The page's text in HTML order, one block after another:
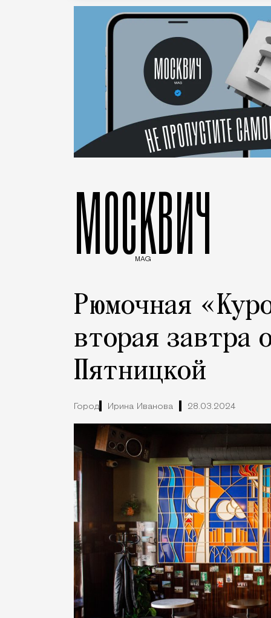
МОСКВИЧ
MAG
Рюмочная
вторая завтра
Пятницкой
Город Ирина Иванова 28.03.2024